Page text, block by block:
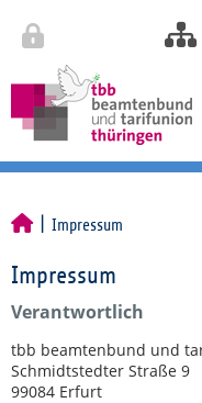
Impressum
Impressum
Verantwortlich
tbb beamtenbund und
Schmidtstedter Straße 9
99084 Erfurt